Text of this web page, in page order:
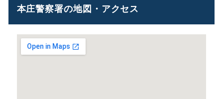
本庄警察署の地図・アクセス